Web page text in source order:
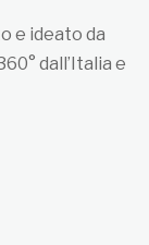
e ideato da
dall’Italia e